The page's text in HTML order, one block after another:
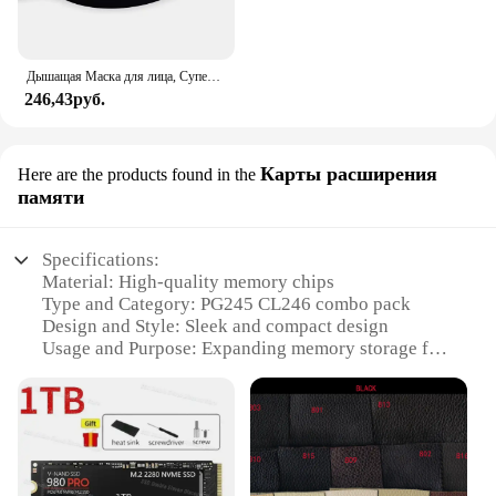
Дышащая Маска для лица, Супер милое выражение, улыбка, для корейского черного Kpop, унисекс, кавайная хлопковая маска для рта, аниме
246,43руб.
Here are the products found in the Карты расширения
памяти
Specifications:
Material: High-quality memory chips
Type and Category: PG245 CL246 combo pack
Design and Style: Sleek and compact design
Usage and Purpose: Expanding memory storage for
Performance and Property: Optimized for seamless
performance
Parts and Accessories: Includes PG245 and CL246
memory cards